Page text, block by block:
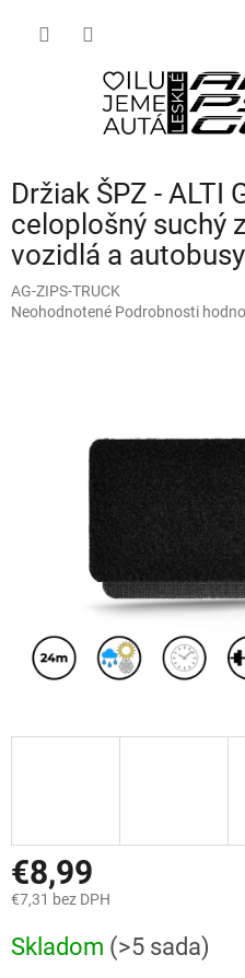
Držiak ŠPZ - ALTI
celoplošný suchý
vozidlá a
AG-ZIPS-TRUCK
Priemerné
Neohodnotené Podrobnosti
€8,99
€7,31 bez DPH
cena:
Skladom (>5 sada)